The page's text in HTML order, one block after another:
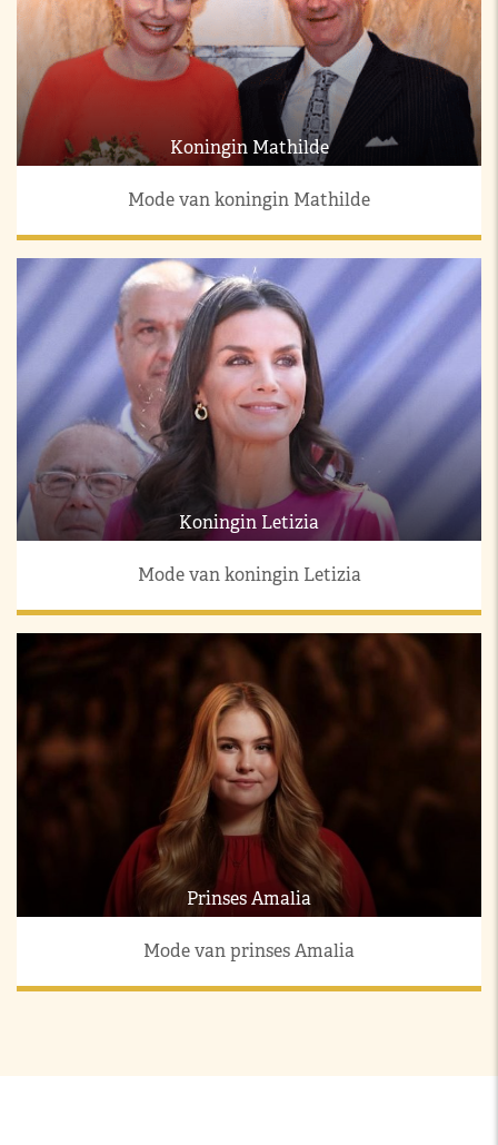
Koningin Mathilde
Mode van koningin Mathilde
Koningin Letizia
Mode van koningin Letizia
Prinses Amalia
Mode van prinses Amalia